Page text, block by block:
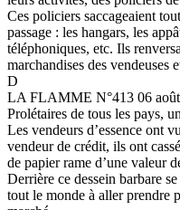
Ces policiers saccageaient
passage : les hangars, les
téléphoniques, etc. Ils
marchandises des vendeuses
D
LA FLAMME N°413 06 août
Prolétaires de tous les pays,
Les vendeurs d’essence ont
vendeur de crédit, ils ont
de papier rame d’une valeur
Derrière ce dessein barbare
tout le monde à aller prendre